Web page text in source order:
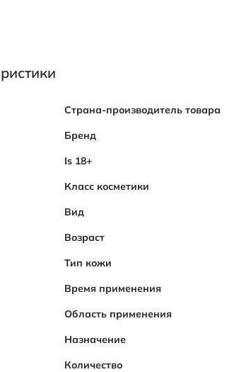
Характеристики
Страна-производитель товара
Бренд
Is 18+
Класс косметики
Вид
Возраст
Тип кожи
Время применения
Область применения
Назначение
Количество